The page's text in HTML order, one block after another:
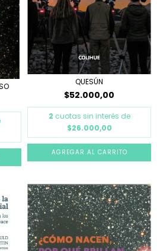
QUESÚN
$52.000,00
2 cuotas sin interés de
$26.000,00